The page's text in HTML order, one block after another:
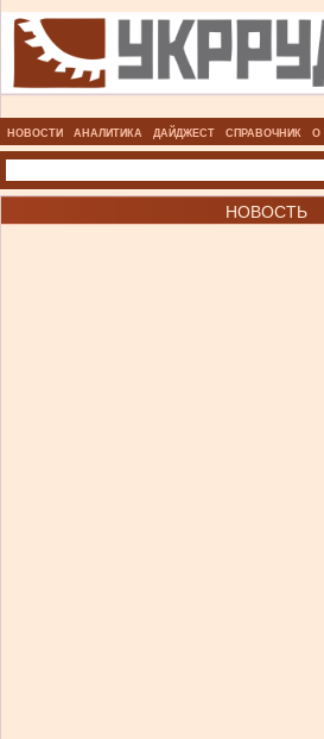
НОВОСТИ АНАЛИТИКА ДАЙДЖЕСТ СПРАВОЧНИК О
НОВОСТЬ